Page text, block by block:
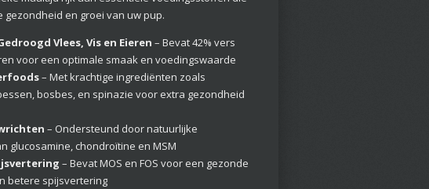
gezondheid en groei van uw pup.
Vlees, Vis en Eieren – Bevat 42% vers
voor een optimale smaak en voedingswaarde
– Met krachtige ingrediënten zoals
bosbes, en spinazie voor extra gezondheid
– Ondersteund door natuurlijke
glucosamine, chondroïtine en MSM
– Bevat MOS en FOS voor een gezonde
betere spijsvertering